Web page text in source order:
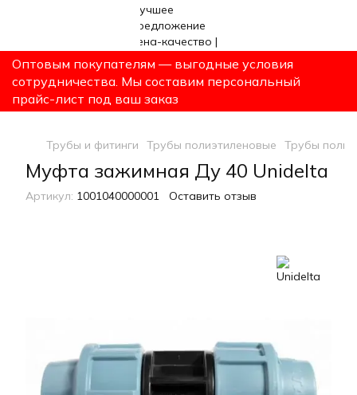
Оптовым покупателям — выгодные условия
сотрудничества. Мы составим персональный
прайс-лист под ваш заказ
Трубы и фитинги Трубы полиэтиленовые Трубы
Муфта зажимная Ду 40 Unidelta
Артикул: 1001040000001 Оставить отзыв